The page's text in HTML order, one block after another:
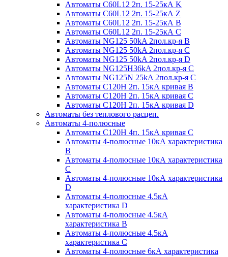
Автоматы C60L12 2п. 15-25кА K
Автоматы C60L12 2п. 15-25кА Z
Автоматы C60L12 2п. 15-25кА B
Автоматы C60L12 2п. 15-25кА C
Автоматы NG125 50kA 2пол.кр-я B
Автоматы NG125 50kA 2пол.кр-я C
Автоматы NG125 50kA 2пол.кр-я D
Автоматы NG125H36kA 2пол.кр-я C
Автоматы NG125N 25kA 2пол.кр-я C
Автоматы С120H 2п. 15кА кривая B
Автоматы С120H 2п. 15кА кривая C
Автоматы С120H 2п. 15кА кривая D
Автоматы без теплового расцеп.
Автоматы 4-полюсные
Автоматы С120H 4п. 15кА кривая C
Автоматы 4-полюсные 10кА характеристика
B
Автоматы 4-полюсные 10кА характеристика
C
Автоматы 4-полюсные 10кА характеристика
D
Автоматы 4-полюсные 4.5кА
характеристика D
Автоматы 4-полюсные 4.5кА
характеристика В
Автоматы 4-полюсные 4.5кА
характеристика С
Автоматы 4-полюсные 6кА характеристика